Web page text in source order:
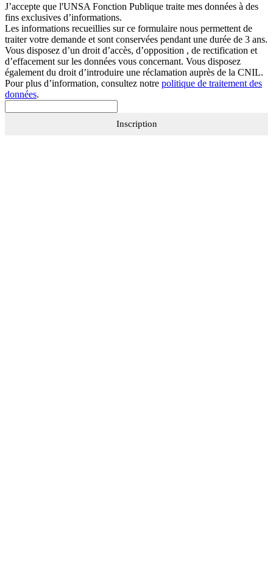
J’accepte que l'UNSA Fonction Publique traite mes données à des
fins exclusives d’informations.
Les informations recueillies sur ce formulaire nous permettent de
traiter votre demande et sont conservées pendant une durée de 3 ans.
Vous disposez d’un droit d’accès, d’opposition , de rectification et
d’effacement sur les données vous concernant. Vous disposez
également du droit d’introduire une réclamation auprès de la CNIL.
Pour plus d’information, consultez notre politique de traitement des
données.
Inscription